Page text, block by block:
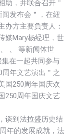
助，并联合召开＂
发布会＂，在紐
办方主要負责人：
媒Mary杨经理，世
、 等新闻体世
在一起共同参与
年文艺演出＂之
国250周年国庆欢
250周年国庆文艺
谈到法拉盛历史结
年的发展成就，法